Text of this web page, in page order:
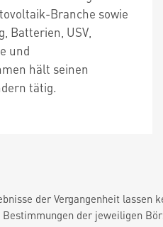
Branche sowie
Batterien, USV,
und
hält seinen
tätig.
der Vergangenheit lassen
der jeweiligen